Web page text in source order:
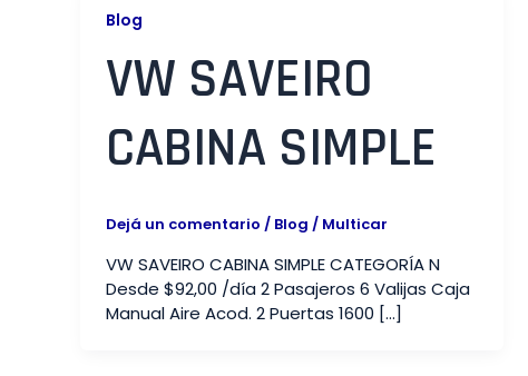
Blog
VW SAVEIRO
CABINA SIMPLE​
Dejá un comentario / Blog / Multicar
VW SAVEIRO CABINA SIMPLE CATEGORÍA N
Desde $92,00 /día 2 Pasajeros 6 Valijas Caja
Manual Aire Acod. 2 Puertas 1600 […]